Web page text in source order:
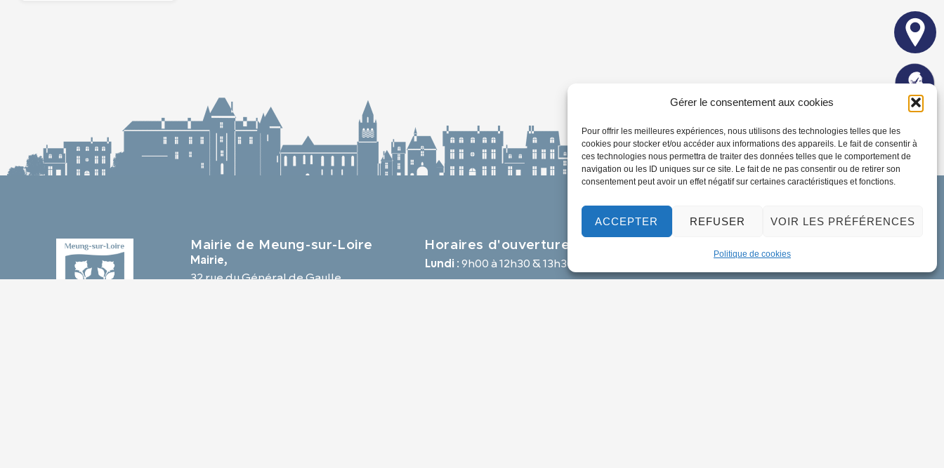
Gérer le consentement aux cookies
Pour offrir les meilleures expériences, nous utilisons des technologies telles que les
cookies pour stocker et/ou accéder aux informations des appareils. Le fait de consentir à
ces technologies nous permettra de traiter des données telles que le comportement de
navigation ou les ID uniques sur ce site. Le fait de ne pas consentir ou de retirer son
consentement peut avoir un effet négatif sur certaines caractéristiques et fonctions.
ACCEPTER REFUSER VOIR LES PRÉFÉRENCES
Politique de cookies
Mairie de Meung-sur-Loire
Mairie,
32 rue du Général de Gaulle,
Horaires d'ouverture
Lundi :9h00 à 12h30 & 13h30 à 18h00